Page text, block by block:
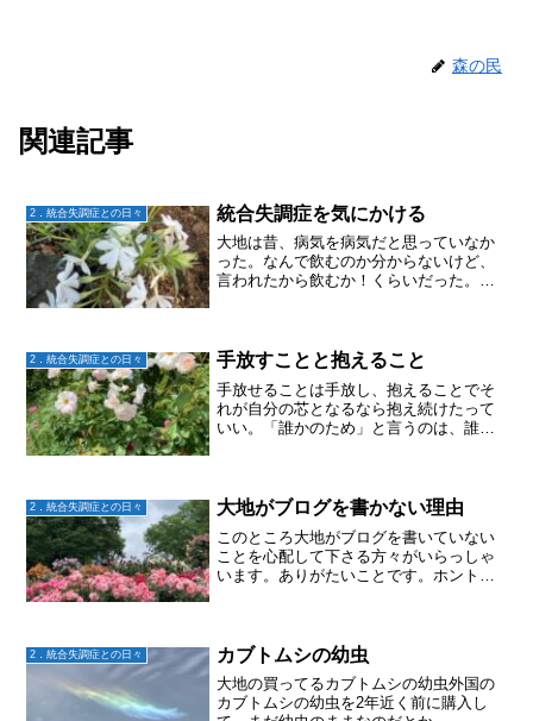
森の民
関連記事
2．統合失調症との日々 統合失調症を気にかける
大地は昔、病気を病気だと思っていなか
った。なんで飲むのか分からないけど、
言われたから飲むか！くらいだった。身
支援センターへ通うように...
2．統合失調症との日々 手放すことと抱えること
手放せることは手放し、抱えることでそ
れが自分の芯となるなら抱え続けたって
いい。「誰かのため」と言うのは、誰か
んなに離れたって大きくな...
2．統合失調症との日々 大地がブログを書かない理由
このところ大地がブログを書いていない
ことを心配して下さる方々がいらっしゃ
います。ありがたいことです。ホント
しい論文などを読んで自分の...
2．統合失調症との日々 カブトムシの幼虫
大地の買ってるカブトムシの幼虫外国の
カブトムシの幼虫を2年近く前に購入し